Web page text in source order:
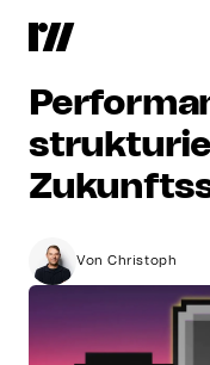
TYPO3
Redaktion,
Von Christoph